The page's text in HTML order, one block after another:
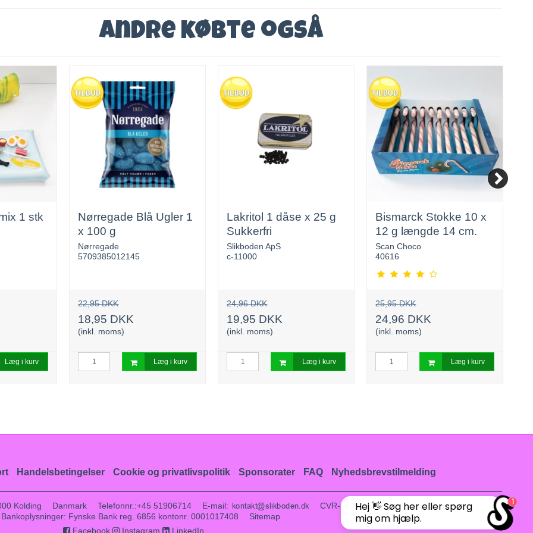
Andre købte også
1 stk
Læg i kurv
Nørregade Blå Ugler 1
x 100 g
Nørregade
5709385012145
22,95 DKK
18,95 DKK
(inkl. moms)
Læg i kurv
Lakritol 1 dåse x 25 g
Sukkerfri
Slikboden ApS
c-11000
24,96 DKK
19,95 DKK
(inkl. moms)
Læg i kurv
Bismarck Stokke 10 x
12 g længde 14 cm.
Scan Choco
40616
25,95 DKK
24,96 DKK
(inkl. moms)
Læg i kurv
Handelsbetingelser Cookie og privatlivspolitik Sponsorater FAQ Nyhedsbrevstilmelding
Kolding Danmark Telefonnr. :+45 51906714 E-mail: CVR-nummer :37386464
Bankoplysninger: Fynske Bank reg. 6856 kontonr. 0001017408
Sitemap
Facebook
Instagram LinkedIn
Hej 👋 Søg her eller spørg
mig om hjælp.
1